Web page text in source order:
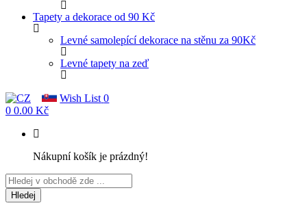
Tapety a dekorace od 90 Kč
Levné samolepící dekorace na stěnu za 90Kč
Levné tapety na zeď
Wish List 0
0 0.00 Kč
Nákupní košík je prázdný!
Hledej